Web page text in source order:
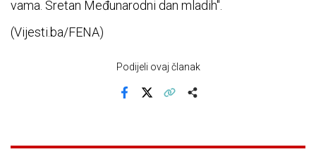
vama. Sretan Međunarodni dan mladih".
(Vijesti.ba/FENA)
Podijeli ovaj članak